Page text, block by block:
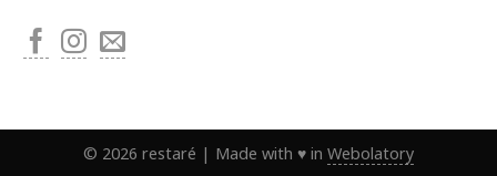
© 2026 restaré | Made with ♥ in Webolatory